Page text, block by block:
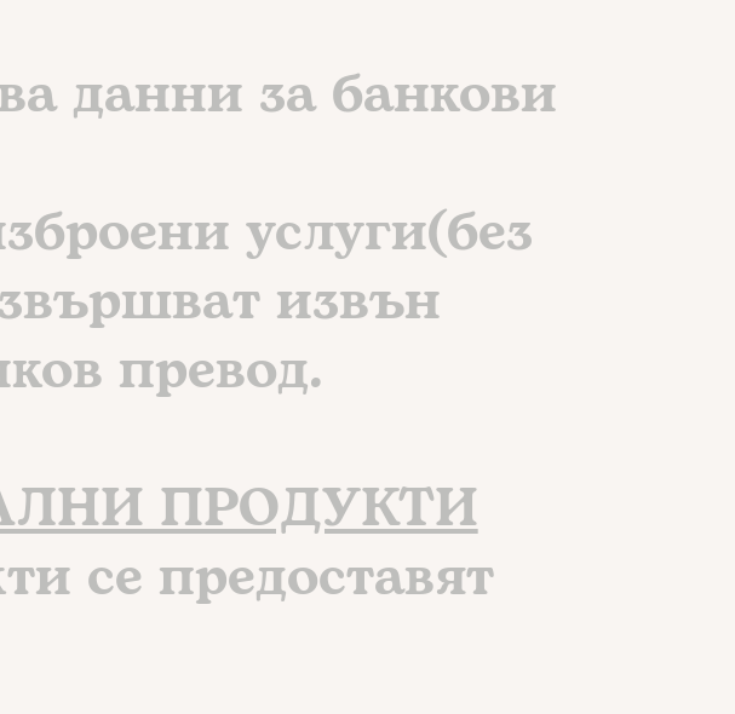
данни за банкови
услуги(без
извън
превод.
ПРОДУКТИ
се предоставят